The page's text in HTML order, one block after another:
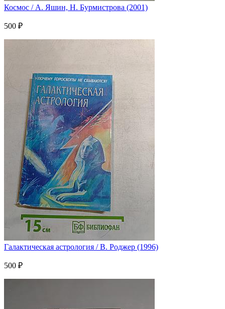
Космос / А. Яшин, Н. Бурмистрова (2001)
500 ₽
Галактическая астрология / В. Роджер (1996)
500 ₽